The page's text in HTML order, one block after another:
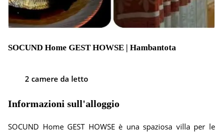
SOCUND Home GEST HOWSE | Hambantota
2 camere da letto
Informazioni sull'alloggio
SOCUND Home GEST HOWSE è una spaziosa villa per le